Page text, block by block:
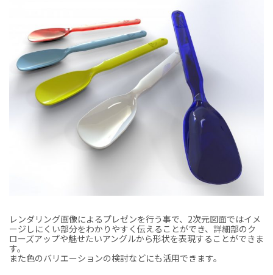
レンダリング画像によるプレゼンを行う事で、2次元図面ではイメ
ージしにくい部分をわかりやすく伝えることができ、詳細部のク
ローズアップや魅せたいアングルから形状を表現することができま
す。
また色のバリエーションの検討などにも活用できます。